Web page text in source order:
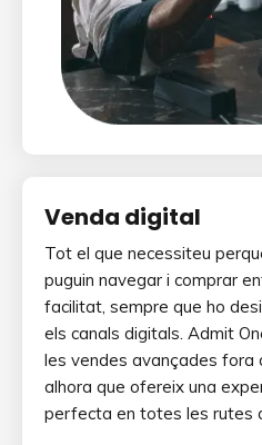
Venda digital
Tot el que necessiteu
puguin navegar i comprar
facilitat, sempre que ho
els canals digitals. Admit
les vendes avançades fora
alhora que ofereix una
perfecta en totes les rutes